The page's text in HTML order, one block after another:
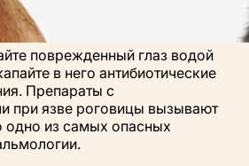
поврежденный глаз водой
в него антибиотические
Препараты с
при язве роговицы вызывают
из самых опасных